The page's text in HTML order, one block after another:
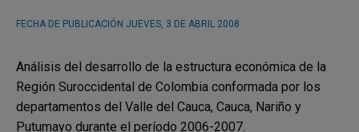
FECHA DE PUBLICACIÓN JUEVES, 3 DE ABRIL 2008
Análisis del desarrollo de la estructura económica de la
Región Suroccidental de Colombia conformada por los
departamentos del Valle del Cauca, Cauca, Nariño y
Putumayo durante el período 2006-2007.